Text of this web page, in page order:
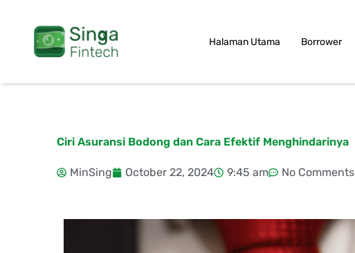
content
Halaman Utama Borrower
Ciri Asuransi Bodong dan Cara Efektif Menghindarinya
MinSing October 22, 2024 9:45 am No Comments